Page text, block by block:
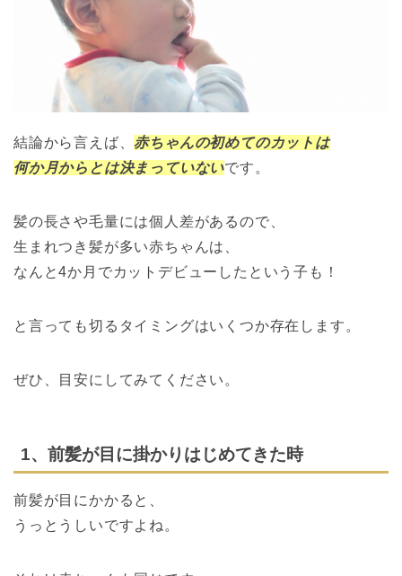
結論から言えば、赤ちゃんの初めてのカットは
何か月からとは決まっていないです。
髪の長さや毛量には個人差があるので、
生まれつき髪が多い赤ちゃんは、
なんと4か月でカットデビューしたという子も！
と言っても切るタイミングはいくつか存在します。
ぜひ、目安にしてみてください。
1、前髪が目に掛かりはじめてきた時
前髪が目にかかると、
うっとうしいですよね。